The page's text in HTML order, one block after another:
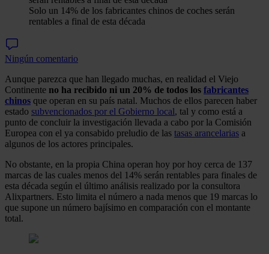
Solo un 14% de los fabricantes chinos de coches serán
rentables a final de esta década
Ningún comentario
Aunque parezca que han llegado muchas, en realidad el Viejo
Continente no ha recibido ni un 20% de todos los fabricantes
chinos que operan en su país natal. Muchos de ellos parecen haber
estado subvencionados por el Gobierno local, tal y como está a
punto de concluir la investigación llevada a cabo por la Comisión
Europea con el ya consabido preludio de las tasas arancelarias a
algunos de los actores principales.
No obstante, en la propia China operan hoy por hoy cerca de 137
marcas de las cuales menos del 14% serán rentables para finales de
esta década según el último análisis realizado por la consultora
Alixpartners. Esto limita el número a nada menos que 19 marcas lo
que supone un número bajísimo en comparación con el montante
total.